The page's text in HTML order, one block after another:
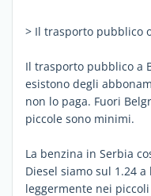
> Il trasporto pubblico
Il trasporto pubblico a
esistono degli
non lo paga. Fuori
piccole sono minimi.
La benzina in Serbia
Diesel siamo sul 1.24
leggermente nei